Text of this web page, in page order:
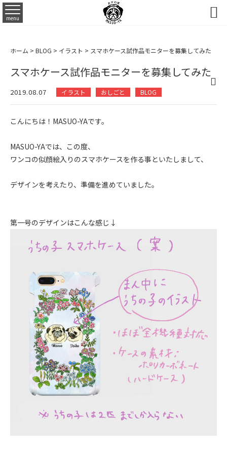
menu 
ホーム > BLOG > イラスト > スマホケース試作品モニターを募集してみた
スマホケース試作品モニターを募集してみた
2019.08.07 イラスト おしごと BLOG
こんにちは！MASUO-YAです。
MASUO-YAでは、この度、
ワンコの似顔絵入りのスマホケースを作る事といたしまして、
デザインを考えたり、準備を進めていました。
第一号のデザインはこんな感じ↓